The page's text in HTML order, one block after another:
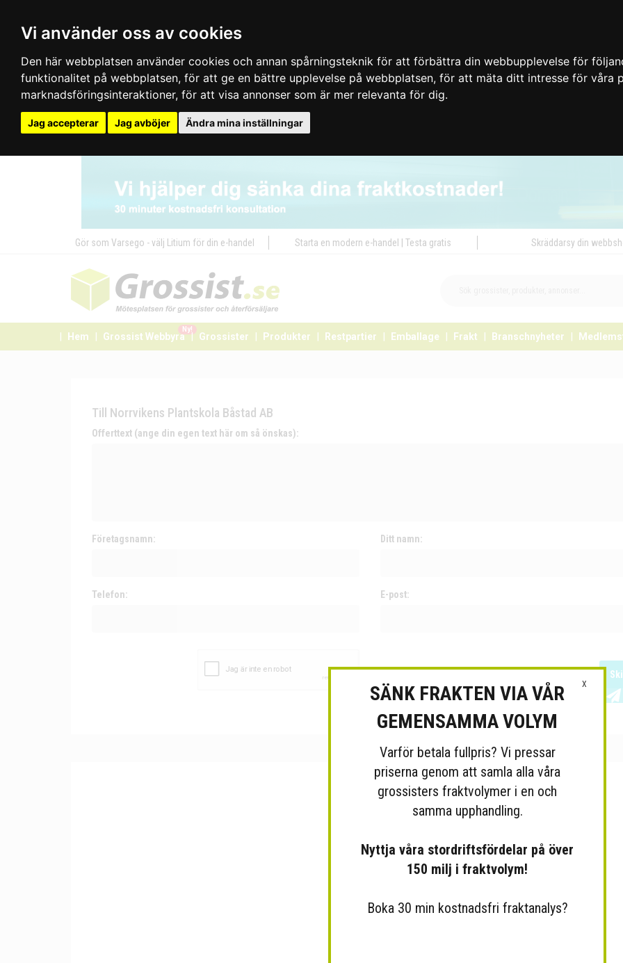
Vi använder oss av cookies
Den här webbplatsen använder cookies och annan spårningsteknik för att förbättra din webbupplevelse för
funktionalitet på webbplatsen, för att ge en bättre upplevelse på webbplatsen, för att mäta ditt intresse för våra
marknadsföringsinteraktioner, för att visa annonser som är mer relevanta för dig.
Jag accepterar Jag avböjer Ändra mina inställningar
Gör som Varsego - välj Litium för din e-handel Starta en modern e-handel | Testa gratis Skräddarsy din
Hem Grossist Webbyrå
Ny!
Grossister Produkter Restpartier Emballage Frakt Branschnyheter
Till Norrvikens Plantskola Båstad AB
Offerttext (ange din egen text här om så önskas):
Företagsnamn: Ditt namn:
Telefon: E-post:
X
SÄNK FRAKTEN VIA VÅR
GEMENSAMMA VOLYM
Varför betala fullpris? Vi pressar
priserna genom att samla alla våra
grossisters fraktvolymer i en och
samma upphandling.
Nyttja våra stordriftsfördelar på över
150 milj i fraktvolym!
Boka 30 min kostnadsfri fraktanalys?